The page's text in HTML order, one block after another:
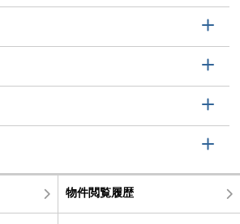
物件閲覧履歴